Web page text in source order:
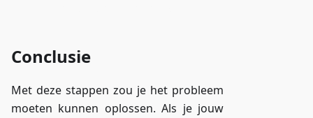
Conclusie
Met deze stappen zou je het probleem
moeten kunnen oplossen. Als je jouw